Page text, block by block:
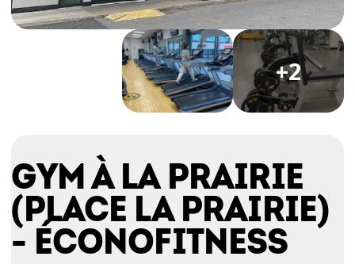
ESSAIS
ENTRAINEMENT+2
GYM À LA PRAIRIE
(PLACE LA PRAIRIE)
- ÉCONOFITNESS